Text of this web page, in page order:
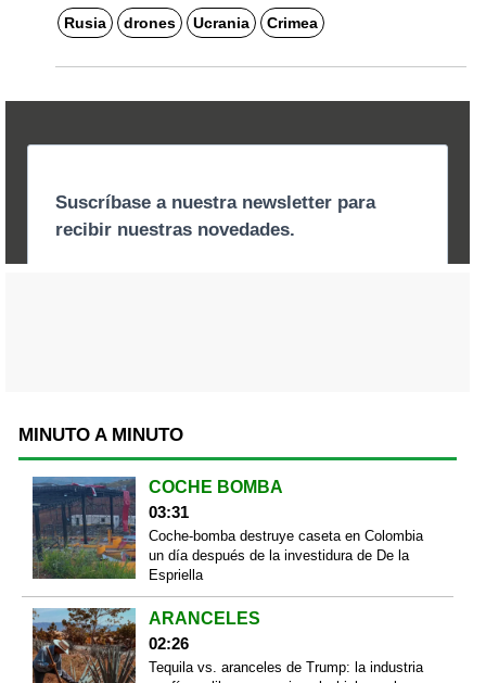
Rusia drones Ucrania Crimea
MINUTO A MINUTO
COCHE BOMBA
03:31
Coche-bomba destruye caseta en Colombia
un día después de la investidura de De la
Espriella
ARANCELES
02:26
Tequila vs. aranceles de Trump: la industria